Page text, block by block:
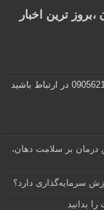
ترین اخبار
درمان بر سلامت دهان،
سرمایه‌گذاری دارد؟
بدانید